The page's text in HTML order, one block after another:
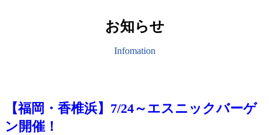
お知らせ
Infomation
【福岡・香椎浜】7/24～エスニックバーゲ
ン開催！